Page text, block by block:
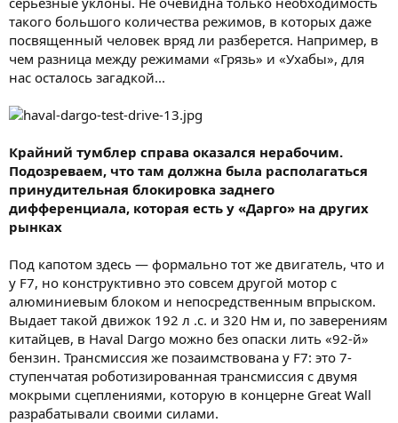
такого большого количества режимов, в которых даже
посвященный человек вряд ли разберется. Например, в
чем разница между режимами «Грязь» и «Ухабы», для
нас осталось загадкой...
Крайний тумблер справа оказался нерабочим.
Подозреваем, что там должна была располагаться
принудительная блокировка заднего
дифференциала, которая есть у «Дарго» на других
рынках
Под капотом здесь — формально тот же двигатель, что и
у F7, но конструктивно это совсем другой мотор с
алюминиевым блоком и непосредственным впрыском.
Выдает такой движок 192 л .с. и 320 Нм и, по заверениям
китайцев, в Haval Dargo можно без опаски лить «92-й»
бензин. Трансмиссия же позаимствована у F7: это 7-
ступенчатая роботизированная трансмиссия с двумя
мокрыми сцеплениями, которую в концерне Great Wall
разрабатывали своими силами.